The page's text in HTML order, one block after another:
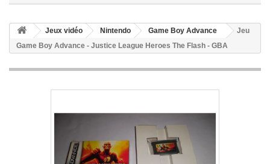
Jeux vidéo Nintendo Game Boy Advance
Jeu
Game Boy Advance - Justice League Heroes The Flash - GBA